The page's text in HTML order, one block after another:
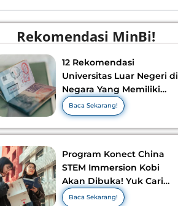
Rekomendasi MinBi!
12 Rekomendasi
Universitas Luar Negeri di
Negara Yang Memiliki
Visa Murah di 2026-2027!
Baca Sekarang!
Program Konect China
STEM Immersion Kobi
Akan Dibuka! Yuk Cari
Tahu Info Selengkapnya!
Baca Sekarang!